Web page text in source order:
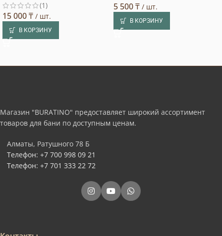
(1)
15 000₸ / шт.
В КОРЗИНУ
5 500₸ / шт.
В КОРЗИНУ
Магазин "BURATINO" предоставляет широкий ассортимент
товаров для бани по доступным ценам.
Алматы, Ратушного 78 Б
Телефон: +7 700 998 09 21
Телефон: +7 701 333 22 72